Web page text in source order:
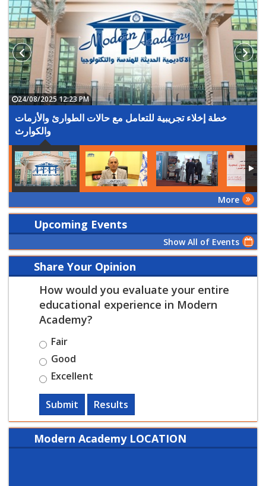
خطة إخلاء تجريبية للتعامل مع حالات الطوارئ والأزمات
والكوارث
24/08/2025 12:23 PM
More
Upcoming Events
Show All of Events
Share Your Opinion
How would you evaluate your entire
educational experience in Modern
Academy?
Fair
Good
Excellent
Submit Results
Modern Academy LOCATION